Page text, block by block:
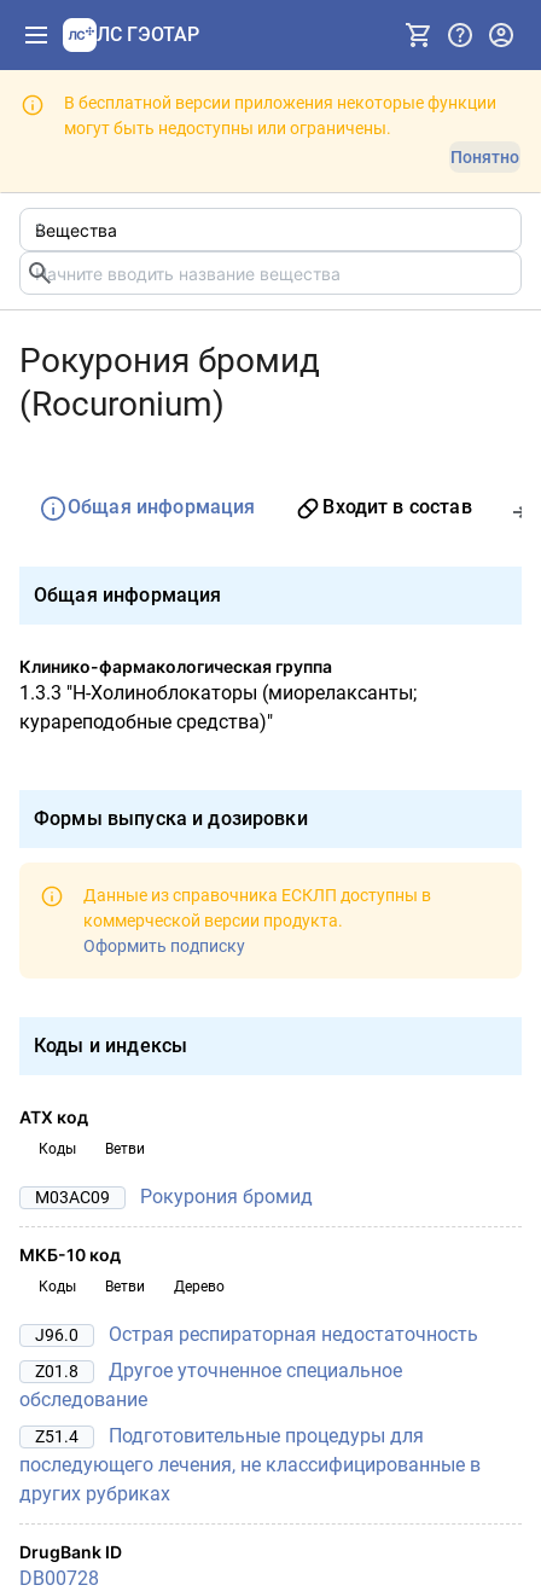
ЛС ГЭОТАР
В бесплатной версии приложения некоторые функции
могут быть недоступны или ограничены.
Понятно
Рокурония бромид
(Rocuronium)
Общая информация Входит в состав
Общая информация
Клинико-фармакологическая группа
1.3.3 "Н-Холиноблокаторы (миорелаксанты;
курареподобные средства)"
Формы выпуска и дозировки
Данные из справочника ЕСКЛП доступны в
коммерческой версии продукта.
Оформить подписку
Коды и индексы
АТХ код
Коды Ветви
M03AC09 Рокурония бромид
МКБ-10 код
Коды Ветви Дерево
J96.0 Острая респираторная недостаточность
Z01.8
Другое уточненное специальное
обследование
Z51.4
Подготовительные процедуры для
последующего лечения, не классифицированные в
других рубриках
DrugBank ID
DB00728